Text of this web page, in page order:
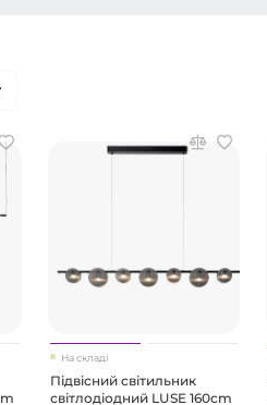
На складі
Підвісний світильник
світлодіодний LUSE 160cm